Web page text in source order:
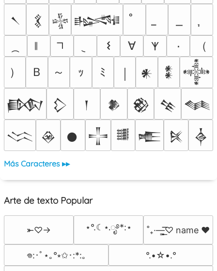
𒀹 𒃽 𒈔 𒈙
𐌔
∀ 𐊵 ٠
（
）
Ｂ ～ ｯ ﾐ 𒀭 𒀮 𒀱
𒁃 𒁷 𒁹 𒆎 𒆙 𒆚 𒈝
𒈱 𒊲 𒊹 𒋲 𒌃 𒍫 𒍮 𒎓
Más Caracteres ▸▸
Arte de texto Popular
⤜♡→ ⋆°.☾⋆.ೃ࿔*:⋆ ˚₊·—̳͟͞͞♡ name ♥️
𖦹:･ﾟ⋆｡°⭒✩･:*:｡ °.•☆•.°